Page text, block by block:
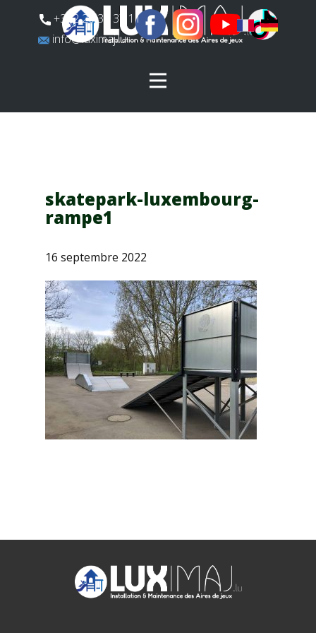
​+352 26 31 37 11
​info@luximaj.lu
skatepark-luxembourg-
rampe1
16 septembre 2022